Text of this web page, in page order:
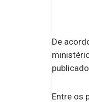
De
Entre os